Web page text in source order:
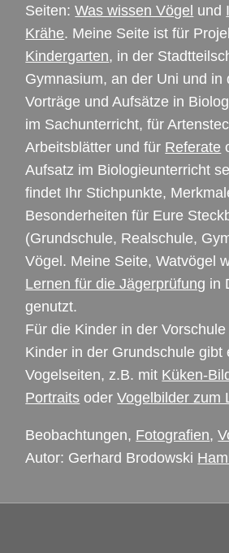
Seiten:Was wissen Vögel und
Krähe. Meine Seite ist für
Kindergarten, in der
Gymnasium, an der Uni und in
Vorträge und Aufsätze in
im Sachunterricht, für
Arbeitsblätter und für Referate
Aufsatz im Biologieunterricht
findet Ihr Stichpunkte,
Besonderheiten für Eure
(Grundschule, Realschule,
Vögel. Meine Seite, Watvögel
Lernen für die Jägerprüfung in
genutzt.
Für die Kinder in der
Kinder in der Grundschule gibt
Vogelseiten, z.B. mit Küken-
Portraits oderVogelbilder zum
Beobachtungen, Fotografien,
Autor: Gerhard Brodowski